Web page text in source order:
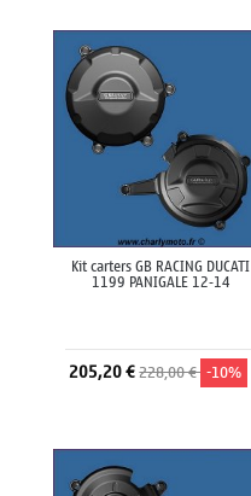
Kit carters GB RACING DUCATI
1199 PANIGALE 12-14
205,20 €228,00 € -10%